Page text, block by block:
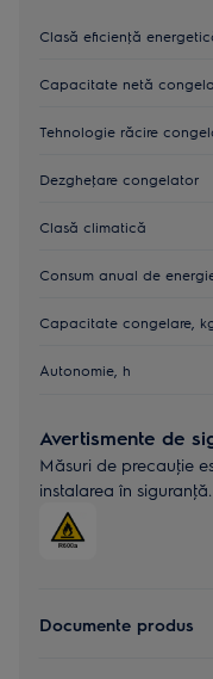
Clasă eficienţă
Capacitate netă
Tehnologie răcire
Dezgheţare congelator
Clasă climatică
Consum anual de
Capacitate congelare,
Autonomie, h
Avertismente de
Măsuri de precauţie
instalarea în siguranţă.
Documente produs